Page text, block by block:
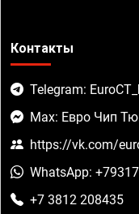
Контакты
Telegram:
Max: Евро Чип
https://vk.com/
WhatsApp:
+7 3812 208435